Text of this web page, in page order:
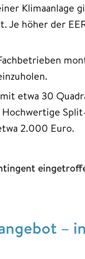
Klimaanlage
Je höher der
etwa 30
2.000 Euro.
–